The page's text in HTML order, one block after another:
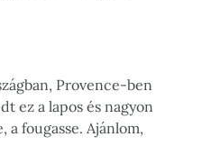
Provence-ben
ez a lapos és nagyon
a fougasse. Ajánlom,